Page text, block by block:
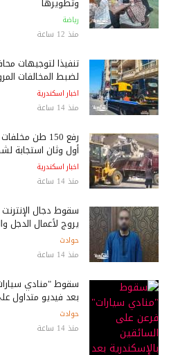
رياضة
منذ 12 ساعة
تنفيذًا لتوجيهات
لضبط المخالفات
اخبار اسكندرية
منذ 14 ساعة
رفع 150 طن
أول وثان استجابة
اخبار اسكندرية
منذ 14 ساعة
سقوط دجال
يروج لأعمال الدجل
حوادث
منذ 14 ساعة
سقوط "منادي
بعد فيديو متداول
حوادث
منذ 14 ساعة